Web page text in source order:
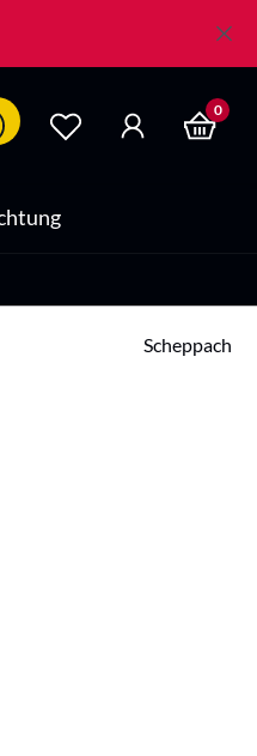
Werkzeugleiste anzeigen
0
Scheppach